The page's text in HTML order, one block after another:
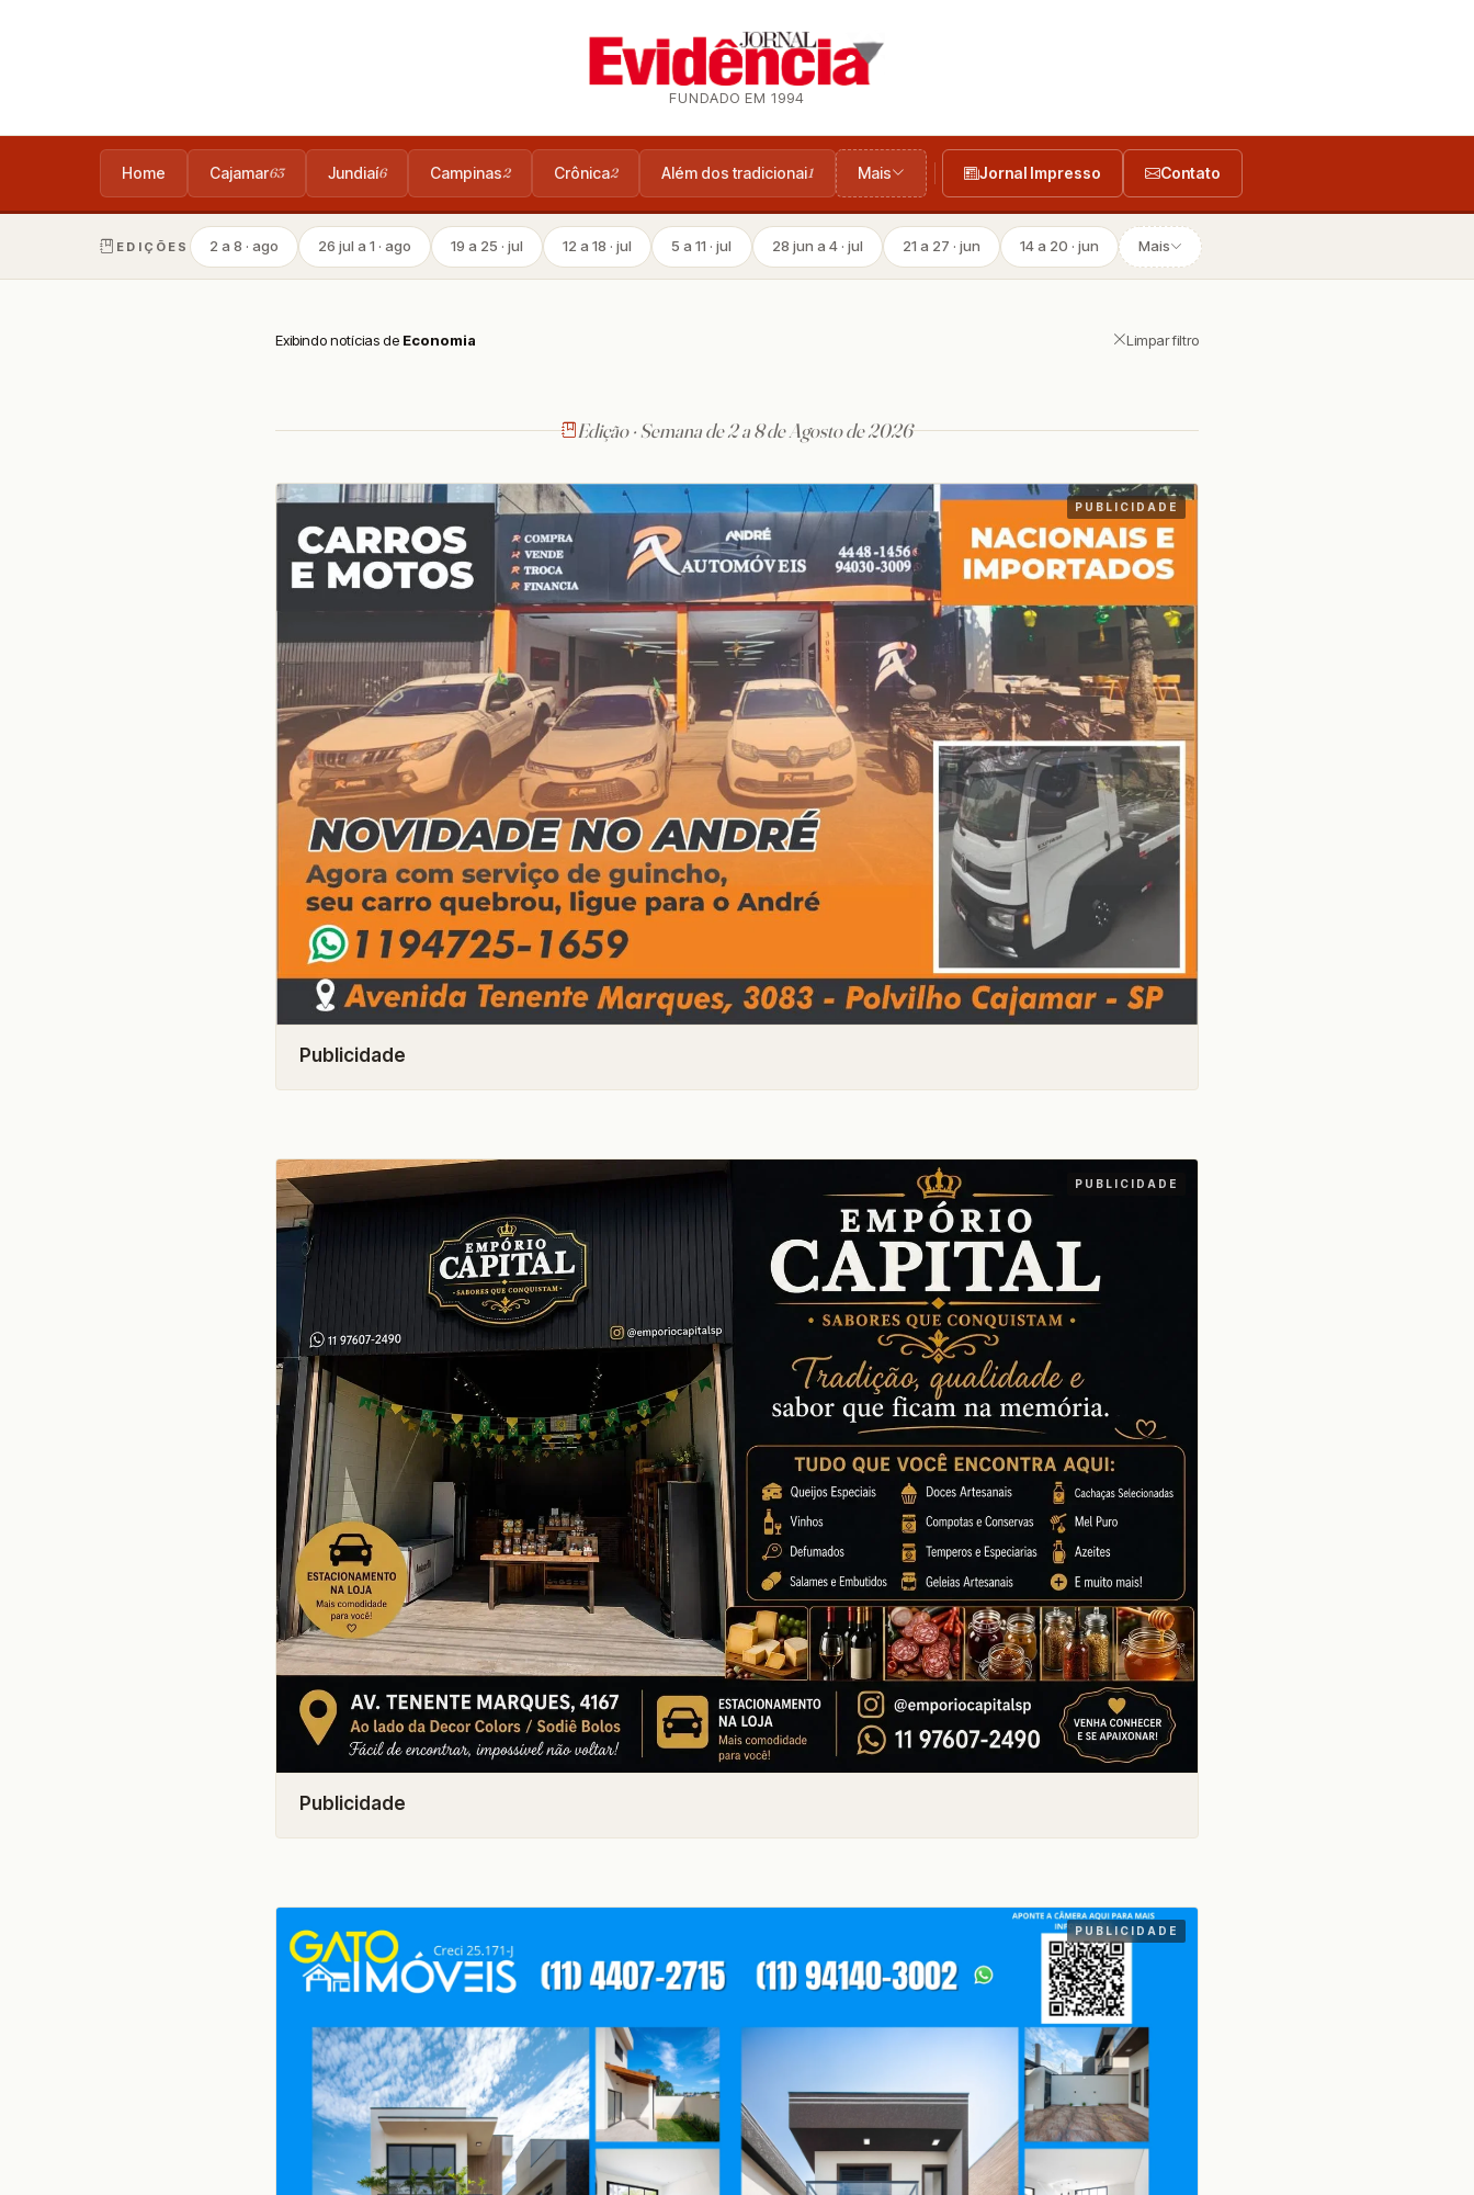
FUNDADO EM 1994
Home Cajamar63 Jundiaí6 Campinas2 Crônica2 Além dos tradicionai1 Mais Jornal Impresso Contato
EDIÇÕES 2 a 8 · ago 26 jul a 1 · ago 19 a 25 · jul 12 a 18 · jul 5 a 11 · jul 28 jun a 4 · jul 21 a 27 · jun 14 a 20 · jun Mais
Exibindo notícias de Economia Limpar filtro
Edição · Semana de 2 a 8 de Agosto de 2026
PUBLICIDADE
Publicidade
PUBLICIDADE
Publicidade
PUBLICIDADE